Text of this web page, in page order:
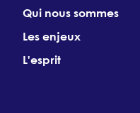
Qui nous sommes
Les enjeux
L'esprit